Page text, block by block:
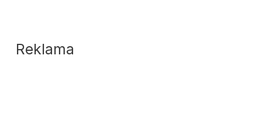
Reklama